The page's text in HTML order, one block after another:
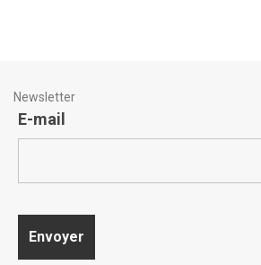
Newsletter
E-mail